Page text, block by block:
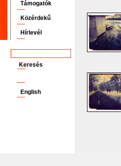
Támogatók
Közérdekű
Hírlevél
English